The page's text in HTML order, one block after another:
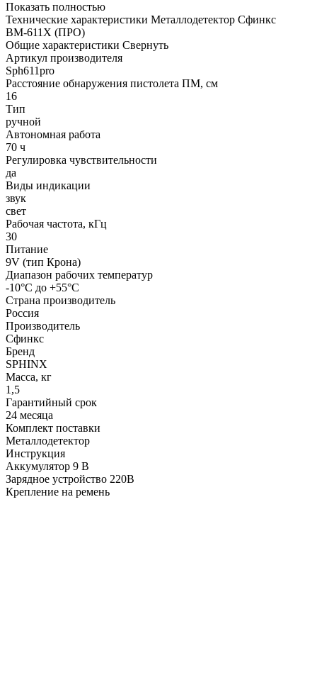
Показать полностью
Технические характеристики Металлодетектор Сфинкс
ВМ-611Х (ПРО)
Общие характеристики Свернуть
Артикул производителя
Sph611pro
Расстояние обнаружения пистолета ПМ, см
16
Тип
ручной
Автономная работа
70 ч
Регулировка чувствительности
да
Виды индикации
звук
свет
Рабочая частота, кГц
30
Питание
9V (тип Крона)
Диапазон рабочих температур
-10°С до +55°С
Страна производитель
Россия
Производитель
Сфинкс
Бренд
SPHINX
Масса, кг
1,5
Гарантийный срок
24 месяца
Комплект поставки
Металлодетектор
Инструкция
Аккумулятор 9 В
Зарядное устройство 220В
Крепление на ремень